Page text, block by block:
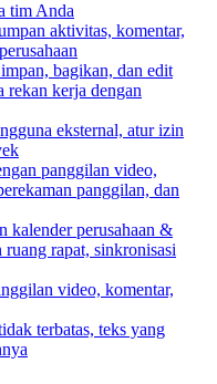
tim Anda
aktivitas, komentar,
bagikan, dan edit
rekan kerja dengan
eksternal, atur izin
panggilan video,
panggilan, dan
kalender perusahaan &
rapat, sinkronisasi
video, komentar,
terbatas, teks yang